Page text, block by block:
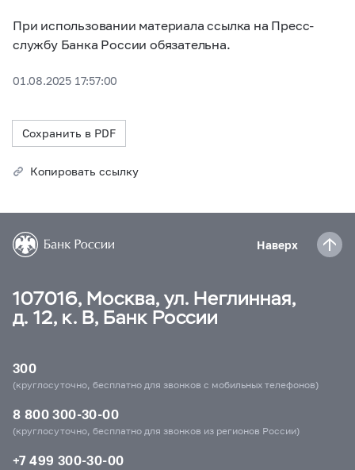
При использовании материала ссылка на Пресс-
службу Банка России обязательна.
01.08.2025 17:57:00
Сохранить в PDF
Копировать ссылку
Наверх
107016, Москва, ул. Неглинная,
д. 12, к. В, Банк России
300
(круглосуточно, бесплатно для звонков с мобильных телефонов)
8 800 300-30-00
(круглосуточно, бесплатно для звонков из регионов России)
+7 499 300-30-00